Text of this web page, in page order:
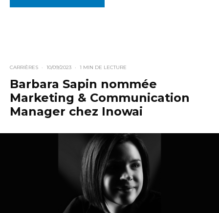
CARRIÈRES · 10/09/2023 · 1 MIN DE LECTURE
Barbara Sapin nommée
Marketing & Communication
Manager chez Inowai